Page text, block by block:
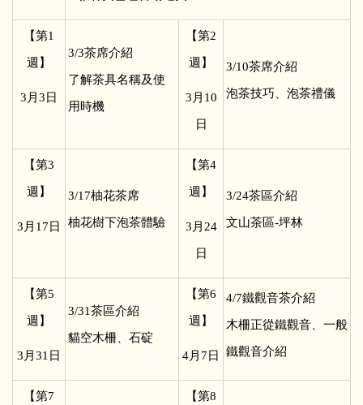
【第1
週】
3 月3日
3/3茶席介紹
了解茶具名稱及使
用時機
【第2
週】
3 月10
日
3/10茶席介紹
泡茶技巧、泡茶禮儀
【第3
週】
3 月17日
3/17柚花茶席
柚花樹下泡茶體驗
【第4
週】
3 月24
日
3/24茶區介紹
文山茶區-坪林
【第5
週】
3 月31日
3/31茶區介紹
貓空木柵、石碇
【第6
週】
4月7日
4/7鐵觀音茶介紹
木柵正從鐵觀音、一般
鐵觀音介紹
【第7 【第8